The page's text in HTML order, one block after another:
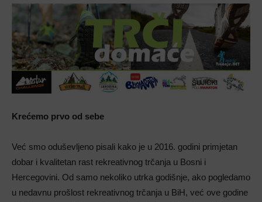
Krećemo prvo od sebe
Već smo oduševljeno pisali kako je u 2016. godini primjetan
dobar i kvalitetan rast rekreativnog trčanja u Bosni i
Hercegovini. Od samo nekoliko utrka godišnje, ako pogledamo
u nedavnu prošlost rekreativnog trčanja u BiH, već ove godine